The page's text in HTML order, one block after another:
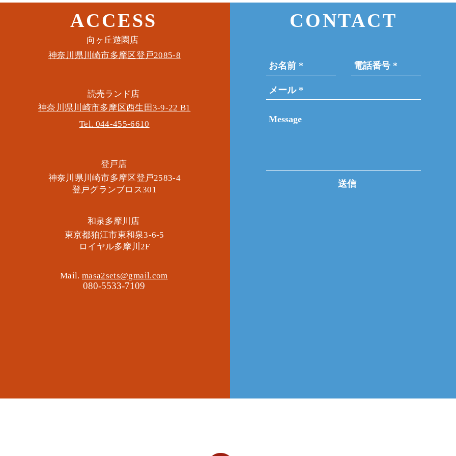
ACCESS
​向ヶ丘遊園店
神奈川県川崎市多摩区​登戸2085-8
​読売ランド店
神奈川県川崎市多摩区​西生田3-9-22 B1
Tel. 044-455-6610
​登戸店
神奈川県川崎市多摩区​登戸2583-4
​登戸グランブロス301
​和泉多摩川店
東京都狛江市東和泉3-6-5
​ロイヤル多摩川2F
Mail.masa2sets@gmail.com
080-5533-7109
CONTACT
送信